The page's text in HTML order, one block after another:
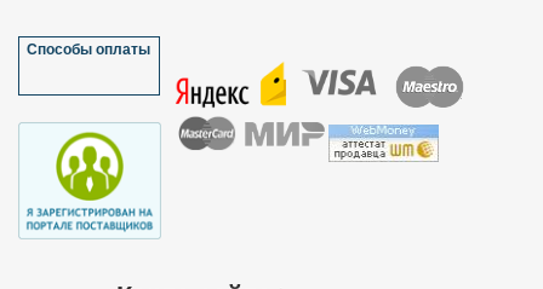
Способы оплаты